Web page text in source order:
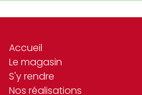
Accueil
Le magasin
S'y rendre
Nos réalisations